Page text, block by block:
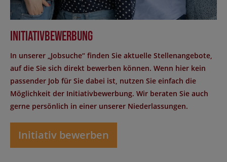
Initiativbewerbung
In unserer „Jobsuche“ finden Sie aktuelle Stellenangebote,
auf die Sie sich direkt bewerben können. Wenn hier kein
passender Job für Sie dabei ist, nutzen Sie einfach die
Möglichkeit der Initiativbewerbung. Wir beraten Sie auch
gerne persönlich in einer unserer Niederlassungen.
Initiativ bewerben